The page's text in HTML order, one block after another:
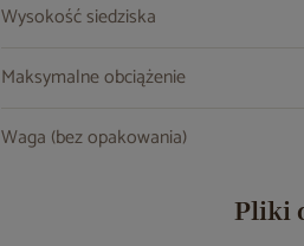
Wysokość siedziska
Maksymalne obciążenie
Waga (bez opakowania)
Pliki